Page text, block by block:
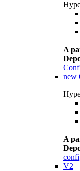
A
new
A
V2